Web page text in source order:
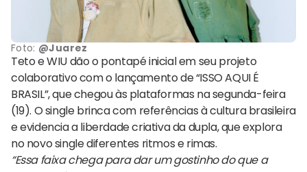
Foto: @Juarez
Teto e WIU dão o pontapé inicial em seu projeto
colaborativo com o lançamento de “ISSO AQUI É
BRASIL”, que chegou às plataformas na segunda-feira
(19). O single brinca com referências à cultura brasileira
e evidencia a liberdade criativa da dupla, que explora
no novo single diferentes ritmos e rimas.
“Essa faixa chega para dar um gostinho do que a